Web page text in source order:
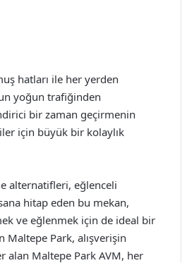
hatları ile her yerden
yoğun trafiğinden
bir zaman geçirmenin
için büyük bir kolaylık
alternatifleri, eğlenceli
hitap eden bu mekan,
ve eğlenmek için de ideal bir
Maltepe Park, alışverişin
alan Maltepe Park AVM, her